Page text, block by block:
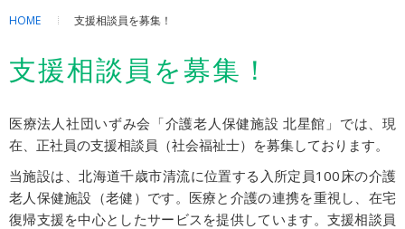
HOME 支援相談員を募集！
支援相談員を募集！
医療法人社団いずみ会「介護老人保健施設 北星館」では、現
在、正社員の支援相談員（社会福祉士）を募集しております。
当施設は、北海道千歳市清流に位置する入所定員100床の介護
老人保健施設（老健）です。医療と介護の連携を重視し、在宅
復帰支援を中心としたサービスを提供しています。支援相談員